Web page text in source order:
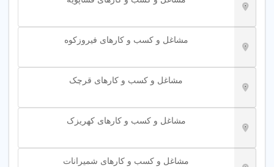
مشاغل و کسب و کارهای فیروزکوه
مشاغل و کسب و کارهای قرچک
مشاغل و کسب و کارهای کهریزک
مشاغل و کسب و کارهای شمیرانات